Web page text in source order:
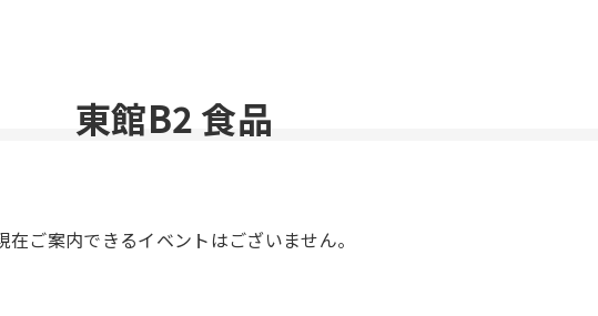
東館B2 食品
在ご案内できるイベントはございません。